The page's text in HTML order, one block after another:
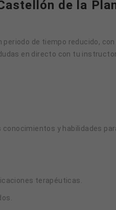
de la
de tiempo reducido,
en directo con tu
conocimientos y habilidades
terapéuticas.